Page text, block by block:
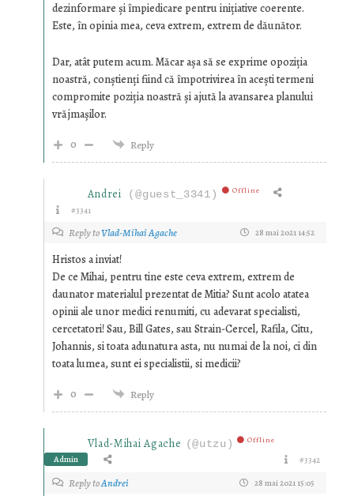
dezinformare și împiedicare pentru inițiative coerente.
Este, în opinia mea, ceva extrem, extrem de dăunător.
Dar, atât putem acum. Măcar așa să se exprime opoziția
noastră, conștienți fiind că împotrivirea în acești termeni
compromite poziția noastră și ajută la avansarea planului
vrăjmașilor.
0
Reply
Andrei (@guest_3341) Offline
#3341
Reply toVlad-Mihai Agache 28 mai 2021 14:52
Hristos a inviat!
De ce Mihai, pentru tine este ceva extrem, extrem de
daunator materialul prezentat de Mitia? Sunt acolo atatea
opinii ale unor medici renumiti, cu adevarat specialisti,
cercetatori! Sau, Bill Gates, sau Strain-Cercel, Rafila, Citu,
Johannis, si toata adunatura asta, nu numai de la noi, ci din
toata lumea, sunt ei specialistii, si medicii?
0
Reply
Vlad-Mihai Agache (@utzu) Offline
Admin #3342
Reply toAndrei 28 mai 2021 15:05